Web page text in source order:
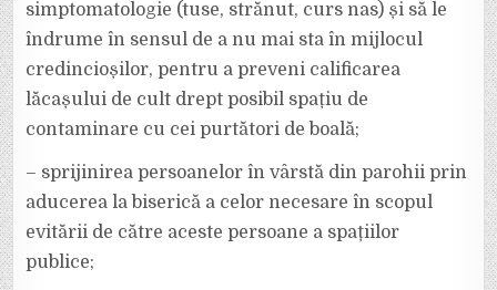
simptomatologie (tuse, strănut, curs nas) și să le
îndrume în sensul de a nu mai sta în mijlocul
credincioșilor, pentru a preveni calificarea
lăcașului de cult drept posibil spațiu de
contaminare cu cei purtători de boală;
– sprijinirea persoanelor în vârstă din parohii prin
aducerea la biserică a celor necesare în scopul
evitării de către aceste persoane a spațiilor
publice;